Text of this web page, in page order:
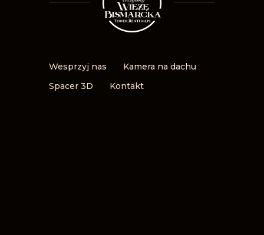
Wesprzyj nas
Kamera na dachu
Spacer 3D
Kontakt